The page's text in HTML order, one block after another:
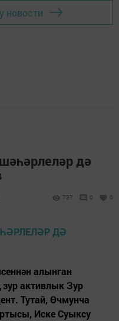
новости
дә
737 0 0
алынган
зур активлык Зур
Тутай, Өчмунча
Иске Суыксу